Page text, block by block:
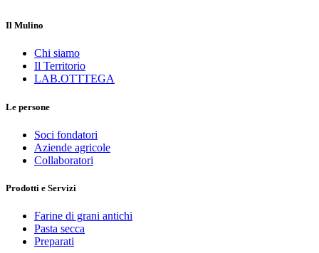
Il Mulino
Chi siamo
Il Territorio
LAB.OTTTEGA
Le persone
Soci fondatori
Aziende agricole
Collaboratori
Prodotti e Servizi
Farine di grani antichi
Pasta secca
Preparati